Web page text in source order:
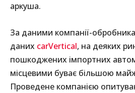
аркуша.
За даними компанії-
даних carVertical, на деяких
пошкоджених імпортних
місцевими буває більшою
Проведене компанією